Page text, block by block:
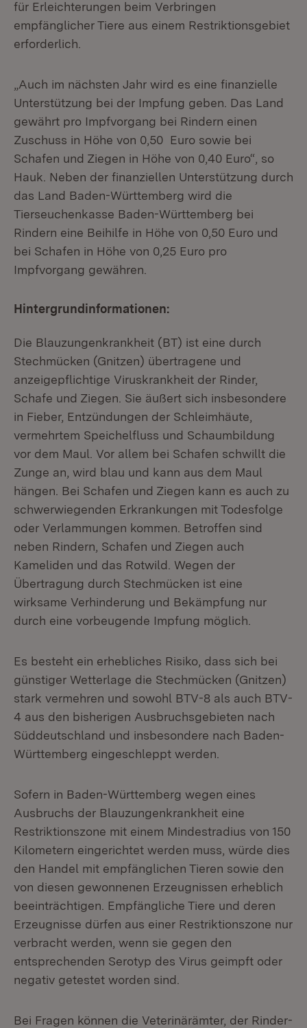
für Erleichterungen beim Verbringen
empfänglicher Tiere aus einem Restriktionsgebiet
erforderlich.
„Auch im nächsten Jahr wird es eine finanzielle
Unterstützung bei der Impfung geben. Das Land
gewährt pro Impfvorgang bei Rindern einen
Zuschuss in Höhe von 0,50 Euro sowie bei
Schafen und Ziegen in Höhe von 0,40 Euro“, so
Hauk. Neben der finanziellen Unterstützung durch
das Land Baden-Württemberg wird die
Tierseuchenkasse Baden-Württemberg bei
Rindern eine Beihilfe in Höhe von 0,50 Euro und
bei Schafen in Höhe von 0,25 Euro pro
Impfvorgang gewähren.
Hintergrundinformationen:
Die Blauzungenkrankheit (BT) ist eine durch
Stechmücken (Gnitzen) übertragene und
anzeigepflichtige Viruskrankheit der Rinder,
Schafe und Ziegen. Sie äußert sich insbesondere
in Fieber, Entzündungen der Schleimhäute,
vermehrtem Speichelfluss und Schaumbildung
vor dem Maul. Vor allem bei Schafen schwillt die
Zunge an, wird blau und kann aus dem Maul
hängen. Bei Schafen und Ziegen kann es auch zu
schwerwiegenden Erkrankungen mit Todesfolge
oder Verlammungen kommen. Betroffen sind
neben Rindern, Schafen und Ziegen auch
Kameliden und das Rotwild. Wegen der
Übertragung durch Stechmücken ist eine
wirksame Verhinderung und Bekämpfung nur
durch eine vorbeugende Impfung möglich.
Es besteht ein erhebliches Risiko, dass sich bei
günstiger Wetterlage die Stechmücken (Gnitzen)
stark vermehren und sowohl BTV-8 als auch BTV-
4 aus den bisherigen Ausbruchsgebieten nach
Süddeutschland und insbesondere nach Baden-
Württemberg eingeschleppt werden.
Sofern in Baden-Württemberg wegen eines
Ausbruchs der Blauzungenkrankheit eine
Restriktionszone mit einem Mindestradius von 150
Kilometern eingerichtet werden muss, würde dies
den Handel mit empfänglichen Tieren sowie den
von diesen gewonnenen Erzeugnissen erheblich
beeinträchtigen. Empfängliche Tiere und deren
Erzeugnisse dürfen aus einer Restriktionszone nur
verbracht werden, wenn sie gegen den
entsprechenden Serotyp des Virus geimpft oder
negativ getestet worden sind.
Bei Fragen können die Veterinärämter, der Rinder-